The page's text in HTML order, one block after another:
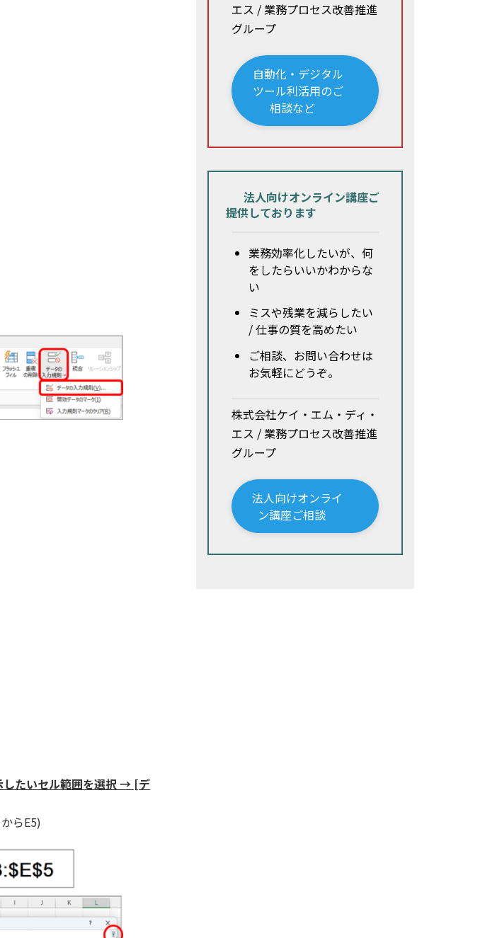
たいセル範囲を選択 → [デ
らE5)
エス / 業務プロセス改善推進
グループ
自動化・デジタル
ツール利活用のご
相談など
法人向けオンライン講座ご
提供しております
業務効率化したいが、何
をしたらいいかわからな
い
ミスや残業を減らしたい
/ 仕事の質を高めたい
ご相談、お問い合わせは
お気軽にどうぞ。
株式会社ケイ・エム・ディ・
エス / 業務プロセス改善推進
グループ
法人向けオンライ
ン講座ご相談